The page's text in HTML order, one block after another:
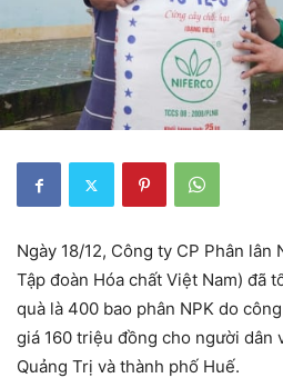
Ngày 18/12, Công ty CP Phân
Tập đoàn Hóa chất Việt Nam) đã
quà là 400 bao phân NPK do
giá 160 triệu đồng cho người dân
Quảng Trị và thành phố Huế.